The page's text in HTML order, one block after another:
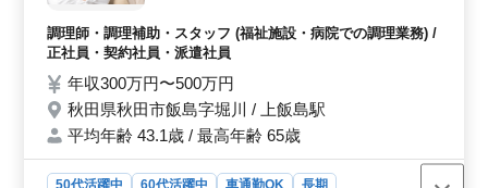
安心の福利厚生＞ 雇用・労災・健康・厚生年金の各種
保険が完備されており、正社員・契約社員どちらでも安
心して勤務できます。車通勤が可能でガソリン代の支給
もあり、通勤の負担が少ない点も魅力です。中高年の方
も活躍中で、幅広い世代が働ける職場環境です。
＊賞与あり ＊残業なし ベテランの調理経験
を活かせます。 ぜひ新しい一歩を踏み出し
調理師・調理補助・スタッフ (福祉施設・病院での調理業務) /
正社員・契約社員・派遣社員
年収300万円〜500万円
秋田県秋田市飯島字堀川 / 上飯島駅
平均年齢 43.1歳 / 最高年齢 65歳
50代活躍中 60代活躍中 車通勤OK
長期